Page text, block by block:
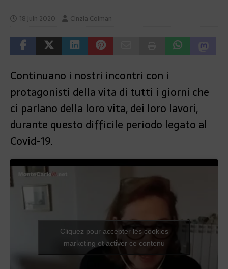
18 juin 2020 Cinzia Colman
Continuano i nostri incontri con i
protagonisti della vita di tutti i giorni che
ci parlano della loro vita, dei loro lavori,
durante questo difficile periodo legato al
Covid-19.
Cliquez pour accepter les cookies
marketing et activer ce contenu